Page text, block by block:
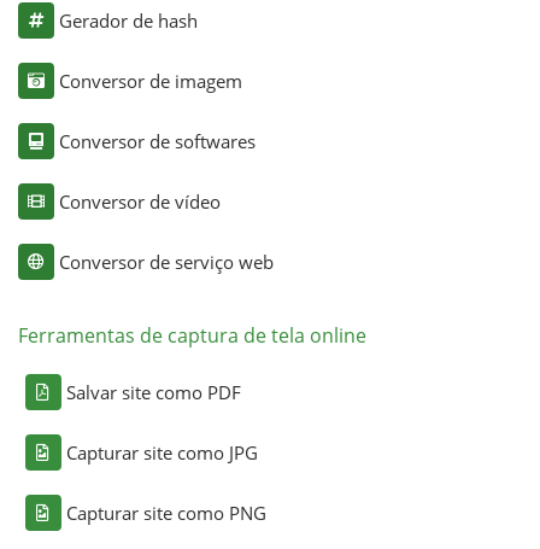
Gerador de hash
Conversor de imagem
Conversor de softwares
Conversor de vídeo
Conversor de serviço web
Ferramentas de captura de tela online
Salvar site como PDF
Capturar site como JPG
Capturar site como PNG